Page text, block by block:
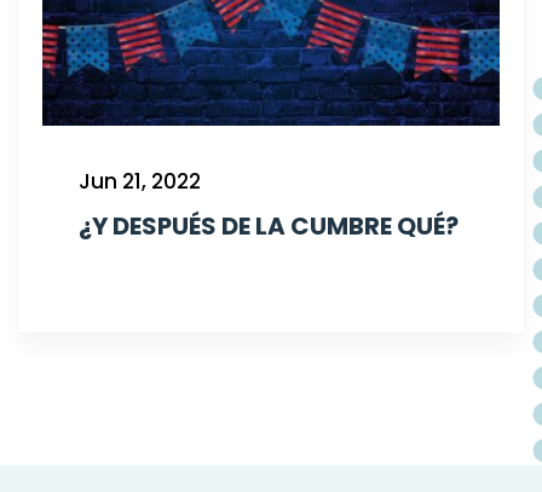
Jun 21, 2022
¿Y DESPUÉS DE LA CUMBRE QUÉ?